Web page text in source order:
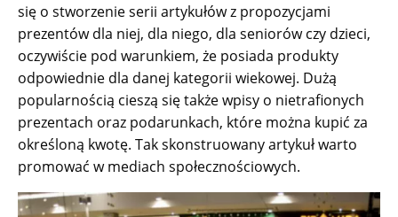
się o stworzenie serii artykułów z propozycjami
prezentów dla niej, dla niego, dla seniorów czy dzieci,
oczywiście pod warunkiem, że posiada produkty
odpowiednie dla danej kategorii wiekowej. Dużą
popularnością cieszą się także wpisy o nietrafionych
prezentach oraz podarunkach, które można kupić za
określoną kwotę. Tak skonstruowany artykuł warto
promować w mediach społecznościowych.